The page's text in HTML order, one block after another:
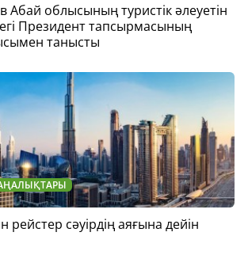
Абай облысының туристік әлеуетін
Президент тапсырмасының
танысты
сәуірдің аяғына дейін